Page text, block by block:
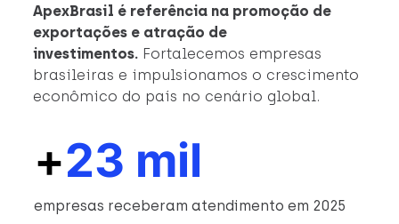
ApexBrasil é referência na promoção de
exportações e atração de
investimentos. Fortalecemos empresas
brasileiras e impulsionamos o crescimento
econômico do país no cenário global.
+23 mil
empresas receberam atendimento em 2025